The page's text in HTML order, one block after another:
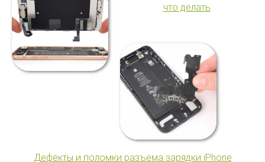
что делать
Дефекты и поломки разъема зарядки iPhone